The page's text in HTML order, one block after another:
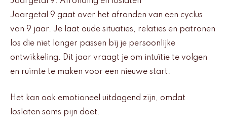
Jaargetal 9 gaat over het afronden van een cyclus
van 9 jaar. Je laat oude situaties, relaties en patronen
los die niet langer passen bij je persoonlijke
ontwikkeling. Dit jaar vraagt je om intuïtie te volgen
en ruimte te maken voor een nieuwe start.
Het kan ook emotioneel uitdagend zijn, omdat
loslaten soms pijn doet.